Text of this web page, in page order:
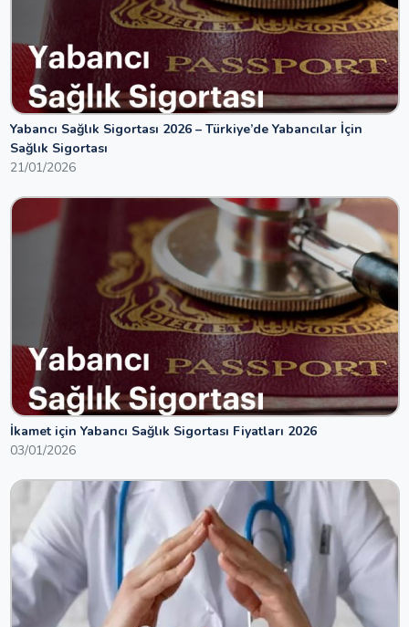
Yabancı Sağlık Sigortası 2026 – Türkiye’de Yabancılar İçin
Sağlık Sigortası
21/01/2026
İkamet için Yabancı Sağlık Sigortası Fiyatları 2026
03/01/2026